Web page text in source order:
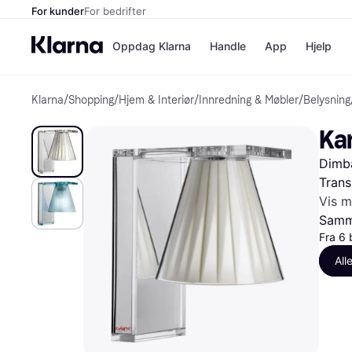
For kunderFor bedrifter
Oppdag Klarna
Betal nå
Betal i 3 deler
Betal innen
Finansiering
Handle
Butikker
App Hjelp
Klarna/Shopping/Hjem & Interiør/ Innredning & Møbler/Belysning
Vis
Fra 6
Alle